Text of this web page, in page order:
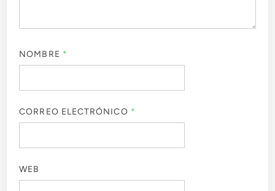
NOMBRE *
CORREO ELECTRÓNICO *
WEB